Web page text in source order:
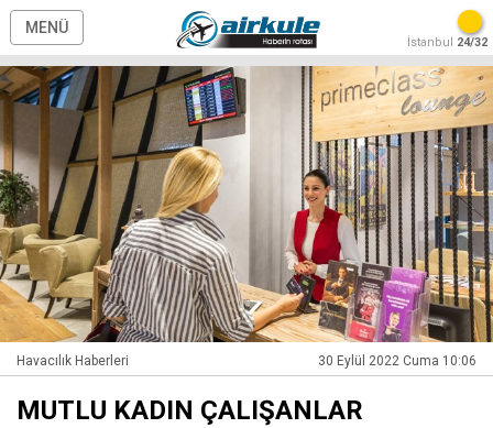
MENÜ
İstanbul 24/32
Havacılık Haberleri 30 Eylül 2022 Cuma 10:06
MUTLU KADIN ÇALIŞANLAR